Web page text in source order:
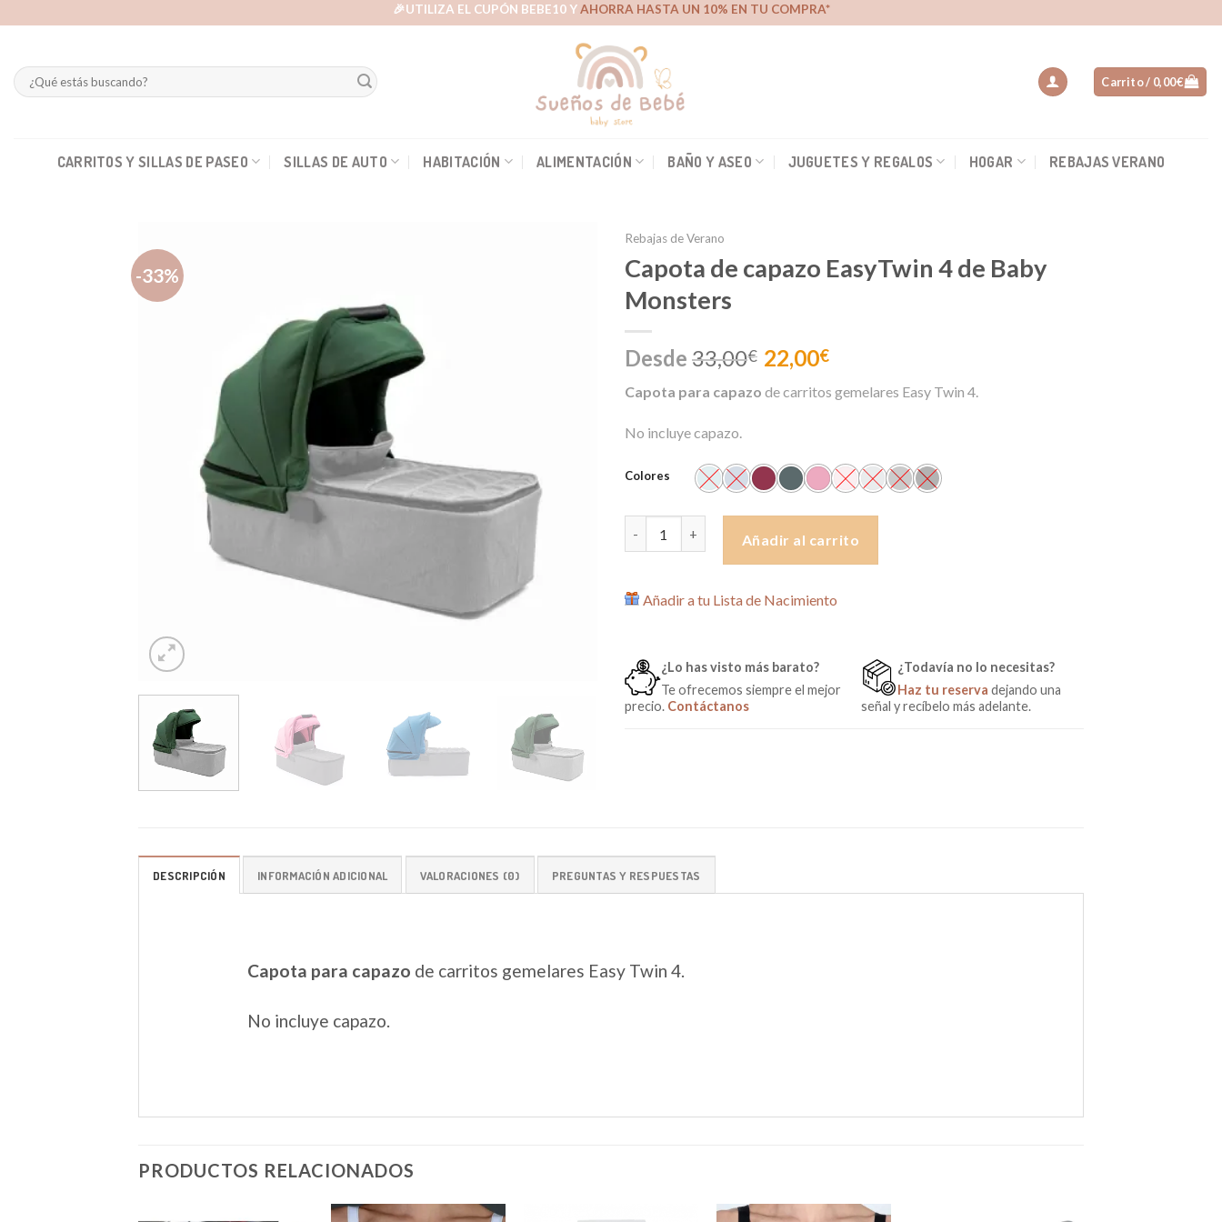
🎉UTILIZA EL CUPÓN BEBE10 YAHORRA HASTA UN 10% EN TU COMPRA*
Buscar
por:
Carrito / 0,00€
CARRITOS Y SILLAS DE PASEO SILLAS DE AUTO HABITACIÓN ALIMENTACIÓN BAÑO Y ASEO JUGUETES Y REGALOS HOGAR REBAJAS VERANO
-33%
Rebajas de Verano
Capota de capazo EasyTwin 4 de Baby
Monsters
Desde 33,00€ 22,00€
Capota para capazo de carritos gemelares Easy Twin 4.
No incluye capazo.
Colores
Añadir al carrito
Añadir a tu Lista de Nacimiento
¿Lo has visto más barato?
Te ofrecemos siempre el mejor
precio. Contáctanos
¿Todavía no lo necesitas?
Haz tu reserva dejando una
señal y recíbelo más adelante.
DESCRIPCIÓN INFORMACIÓN ADICIONAL VALORACIONES (0) PREGUNTAS Y RESPUESTAS
Capota para capazo de carritos gemelares Easy Twin 4.
No incluye capazo.
PRODUCTOS RELACIONADOS